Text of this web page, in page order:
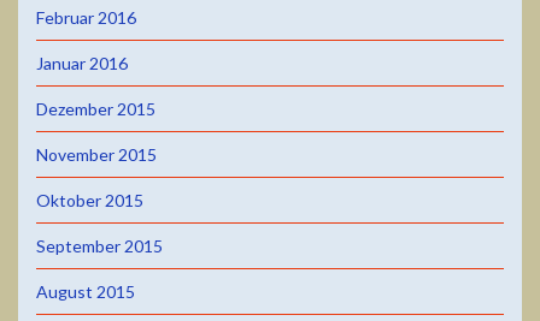
Februar 2016
Januar 2016
Dezember 2015
November 2015
Oktober 2015
September 2015
August 2015